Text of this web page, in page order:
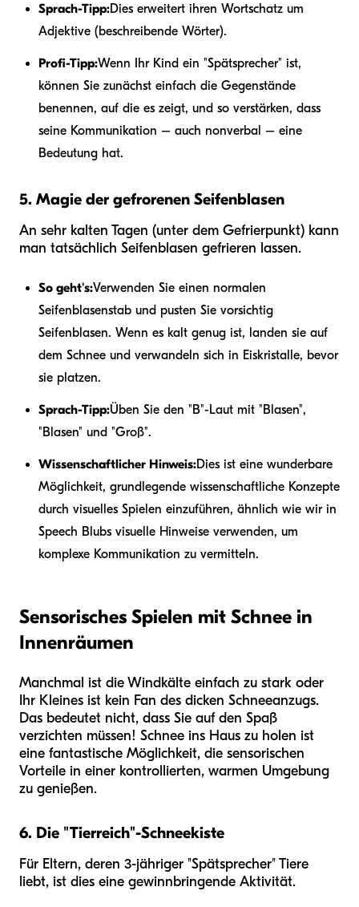
Sprach-Tipp:Dies erweitert ihren Wortschatz um
Adjektive (beschreibende Wörter).
Profi-Tipp:Wenn Ihr Kind ein "Spätsprecher" ist,
können Sie zunächst einfach die Gegenstände
benennen, auf die es zeigt, und so verstärken, dass
seine Kommunikation – auch nonverbal – eine
Bedeutung hat.
5. Magie der gefrorenen Seifenblasen
An sehr kalten Tagen (unter dem Gefrierpunkt) kann
man tatsächlich Seifenblasen gefrieren lassen.
So geht's:Verwenden Sie einen normalen
Seifenblasenstab und pusten Sie vorsichtig
Seifenblasen. Wenn es kalt genug ist, landen sie auf
dem Schnee und verwandeln sich in Eiskristalle, bevor
sie platzen.
Sprach-Tipp:Üben Sie den "B"-Laut mit "Blasen",
"Blasen" und "Groß".
Wissenschaftlicher Hinweis:Dies ist eine wunderbare
Möglichkeit, grundlegende wissenschaftliche Konzepte
durch visuelles Spielen einzuführen, ähnlich wie wir in
Speech Blubs visuelle Hinweise verwenden, um
komplexe Kommunikation zu vermitteln.
Sensorisches Spielen mit Schnee in
Innenräumen
Manchmal ist die Windkälte einfach zu stark oder
Ihr Kleines ist kein Fan des dicken Schneeanzugs.
Das bedeutet nicht, dass Sie auf den Spaß
verzichten müssen! Schnee ins Haus zu holen ist
eine fantastische Möglichkeit, die sensorischen
Vorteile in einer kontrollierten, warmen Umgebung
zu genießen.
6. Die "Tierreich"-Schneekiste
Für Eltern, deren 3-jähriger "Spätsprecher" Tiere
liebt, ist dies eine gewinnbringende Aktivität.